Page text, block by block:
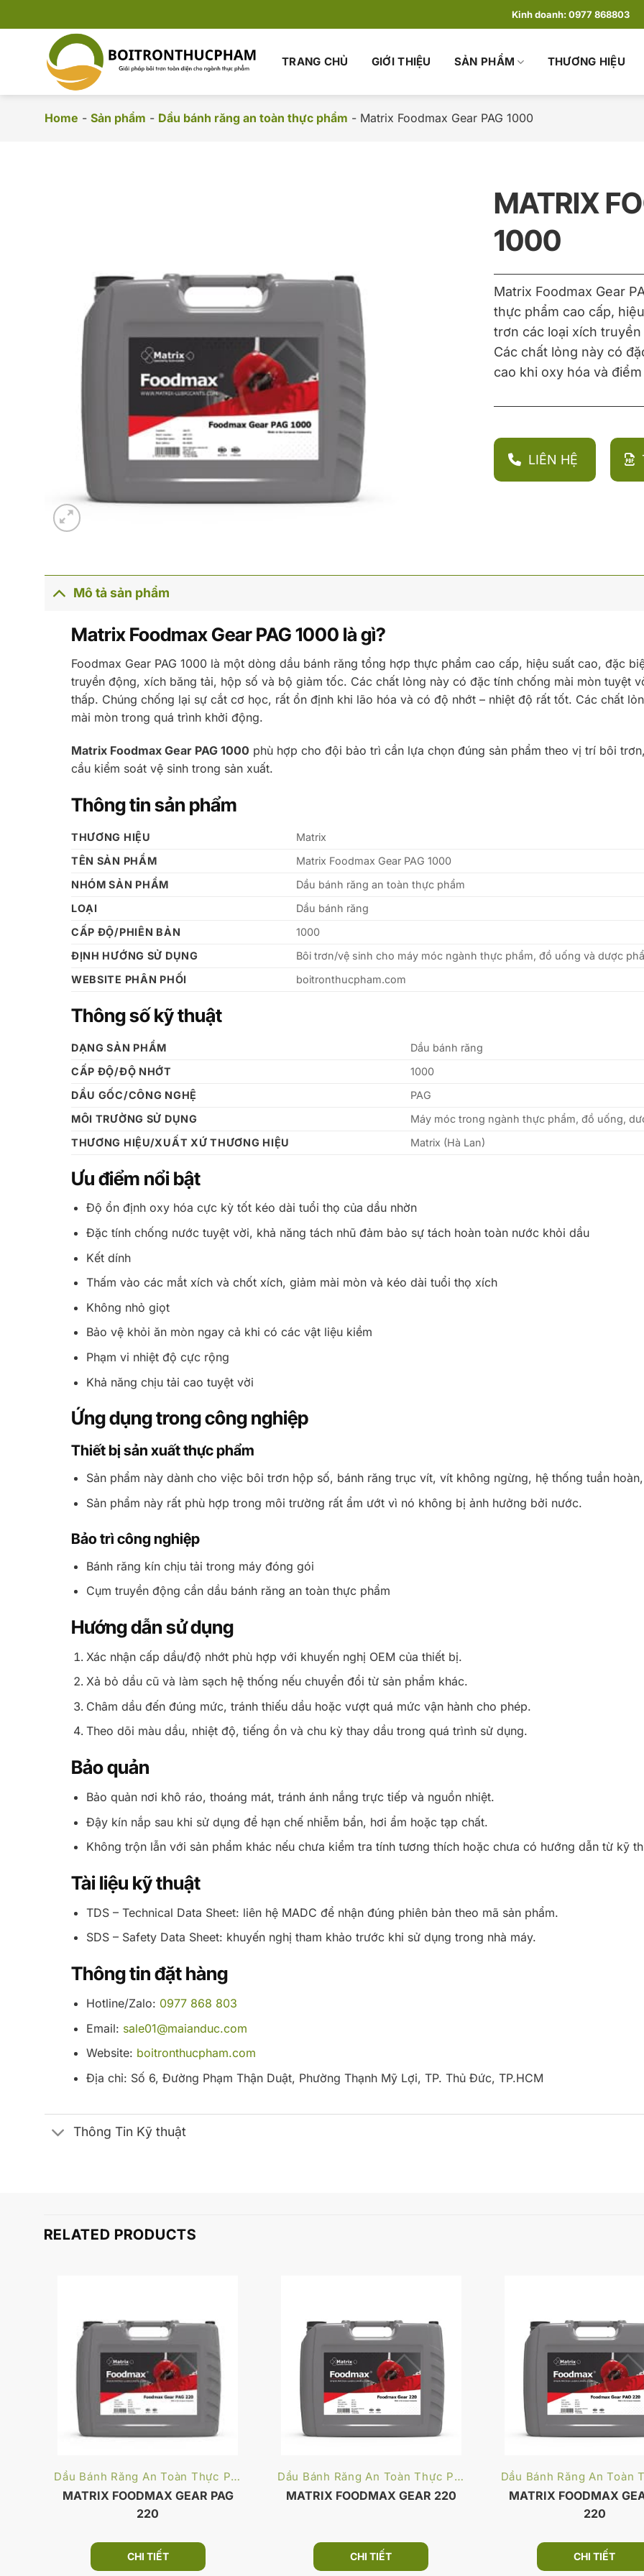
đến
Kinh doanh:0977 868803
TRANG CHỦ GIỚI THIỆU SẢN PHẨM THƯƠNG HIỆU
Home - Sản phẩm - Dầu bánh răng an toàn thực phẩm - Matrix Foodmax Gear PAG 1000
MATRIX
1000
Matrix Foodmax Gear
thực phẩm cao cấp,
trơn các loại xích
Các chất lỏng này có
cao khi oxy hóa và
LIÊN HỆ
Mô tả sản phẩm
Matrix Foodmax Gear PAG 1000 là gì?
Foodmax Gear PAG 1000 là một dòng dầu bánh răng tổng hợp thực phẩm cao cấp, hiệu suất cao, đặc
truyền động, xích băng tải, hộp số và bộ giảm tốc. Các chất lỏng này có đặc tính chống mài mòn tuyệt
thấp. Chúng chống lại sự cắt cơ học, rất ổn định khi lão hóa và có độ nhớt – nhiệt độ rất tốt. Các chất
mài mòn trong quá trình khởi động.
Matrix Foodmax Gear PAG 1000 phù hợp cho đội bảo trì cần lựa chọn đúng sản phẩm theo vị trí bôi
cầu kiểm soát vệ sinh trong sản xuất.
Thông tin sản phẩm
THƯƠNG HIỆU
Matrix
TÊN SẢN PHẨM
Matrix Foodmax Gear PAG 1000
NHÓM SẢN PHẨM
Dầu bánh răng an toàn thực phẩm
LOẠI
Dầu bánh răng
CẤP ĐỘ/PHIÊN BẢN
1000
ĐỊNH HƯỚNG SỬ DỤNG
Bôi trơn/vệ sinh cho máy móc ngành thực phẩm, đồ uống và dược
WEBSITE PHÂN PHỐI
boitronthucpham.com
Thông số kỹ thuật
DẠNG SẢN PHẨM
Dầu bánh răng
CẤP ĐỘ/ĐỘ NHỚT
1000
DẦU GỐC/CÔNG NGHỆ
PAG
MÔI TRƯỜNG SỬ DỤNG
Máy móc trong ngành thực phẩm, đồ uống,
THƯƠNG HIỆU/XUẤT XỨ THƯƠNG HIỆU
Matrix (Hà Lan)
Ưu điểm nổi bật
Độ ổn định oxy hóa cực kỳ tốt kéo dài tuổi thọ của dầu nhờn
Đặc tính chống nước tuyệt vời, khả năng tách nhũ đảm bảo sự tách hoàn toàn nước khỏi dầu
Kết dính
Thấm vào các mắt xích và chốt xích, giảm mài mòn và kéo dài tuổi thọ xích
Không nhỏ giọt
Bảo vệ khỏi ăn mòn ngay cả khi có các vật liệu kiềm
Phạm vi nhiệt độ cực rộng
Khả năng chịu tải cao tuyệt vời
Ứng dụng trong công nghiệp
Thiết bị sản xuất thực phẩm
Sản phẩm này dành cho việc bôi trơn hộp số, bánh răng trục vít, vít không ngừng, hệ thống tuần
Sản phẩm này rất phù hợp trong môi trường rất ẩm ướt vì nó không bị ảnh hưởng bởi nước.
Bảo trì công nghiệp
Bánh răng kín chịu tải trong máy đóng gói
Cụm truyền động cần dầu bánh răng an toàn thực phẩm
Hướng dẫn sử dụng
Xác nhận cấp dầu/độ nhớt phù hợp với khuyến nghị OEM của thiết bị.
Xả bỏ dầu cũ và làm sạch hệ thống nếu chuyển đổi từ sản phẩm khác.
Châm dầu đến đúng mức, tránh thiếu dầu hoặc vượt quá mức vận hành cho phép.
Theo dõi màu dầu, nhiệt độ, tiếng ồn và chu kỳ thay dầu trong quá trình sử dụng.
Bảo quản
Bảo quản nơi khô ráo, thoáng mát, tránh ánh nắng trực tiếp và nguồn nhiệt.
Đậy kín nắp sau khi sử dụng để hạn chế nhiễm bẩn, hơi ẩm hoặc tạp chất.
Không trộn lẫn với sản phẩm khác nếu chưa kiểm tra tính tương thích hoặc chưa có hướng dẫn từ kỹ
Tài liệu kỹ thuật
TDS – Technical Data Sheet: liên hệ MADC để nhận đúng phiên bản theo mã sản phẩm.
SDS – Safety Data Sheet: khuyến nghị tham khảo trước khi sử dụng trong nhà máy.
Thông tin đặt hàng
Hotline/Zalo: 0977 868 803
Email: sale01@maianduc.com
Website: boitronthucpham.com
Địa chỉ: Số 6, Đường Phạm Thận Duật, Phường Thạnh Mỹ Lợi, TP. Thủ Đức, TP.HCM
Thông Tin Kỹ thuật
RELATED PRODUCTS
Dầu Bánh Răng An Toàn Thực Phẩm
MATRIX FOODMAX GEAR PAG
220
CHI TIẾT
Dầu Bánh Răng An Toàn Thực Phẩm
MATRIX FOODMAX GEAR 220
CHI TIẾT
MATRIX FOODMAX
220
CHI TIẾT